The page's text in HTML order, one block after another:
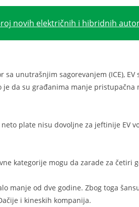
novih električnih i hibridnih
unutrašnjim sagorevanjem (ICE), EV
da su građanima manje pristupačna
plate nisu dovoljne za jeftinije EV
kategorije mogu da zarade za četiri
manje od dve godine. Zbog toga
i kineskih kompanija.